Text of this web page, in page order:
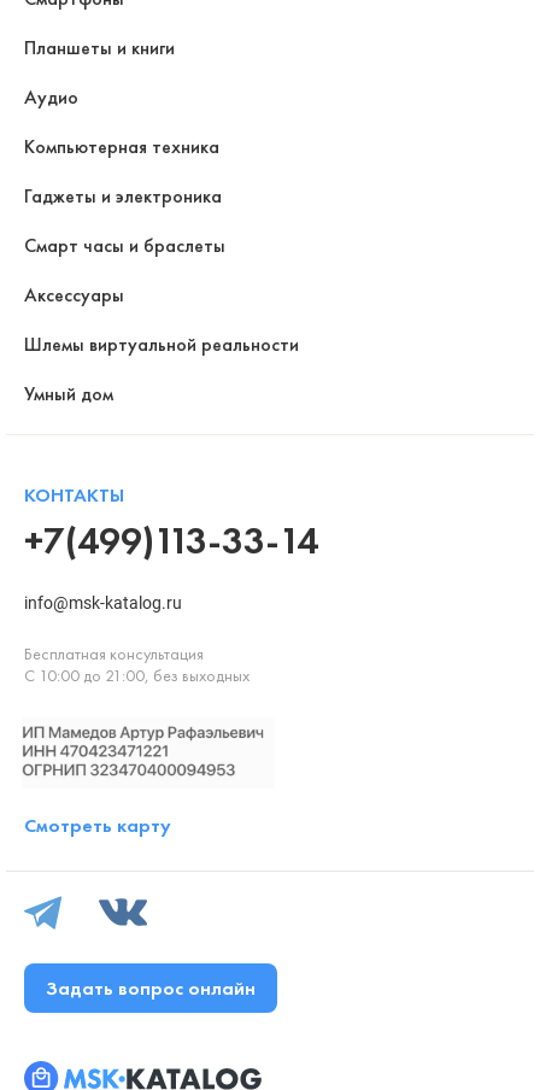
Планшеты и книги
Аудио
Компьютерная техника
Гаджеты и электроника
Смарт часы и браслеты
Аксессуары
Шлемы виртуальной реальности
Умный дом
КОНТАКТЫ
+7(499)113-33-14
info@msk-katalog.ru
Бесплатная консультация
С 10:00 до 21:00, без выходных
Смотреть карту
Задать вопрос онлайн